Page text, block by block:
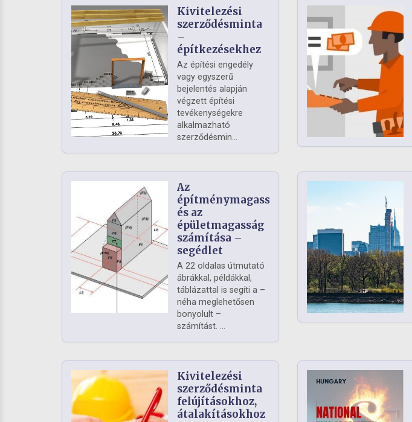
Kivitelezési
szerződésminta
–
építkezésekhez
Az építési engedély
vagy egyszerű
bejelentés alapján
végzett építési
tevékenységekre
alkalmazható
szerződésmin...
Az
építménymagasság
és az
épületmagasság
számítása –
segédlet
A 22 oldalas útmutató
ábrákkal, példákkal,
táblázattal is segíti a –
néha meglehetősen
bonyolult –
számítást. ...
Kivitelezési
szerződésminta
felújításokhoz,
átalakításokhoz